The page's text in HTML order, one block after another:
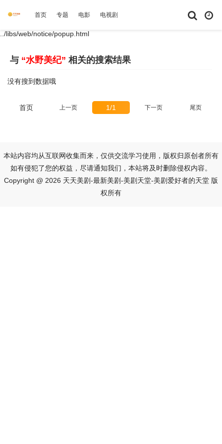
首页 专题 电影 电视剧 短剧大全 体育
../libs/web/notice/popup.html
与 “水野美纪” 相关的搜索结果
没有搜到数据哦
首页 上一页 1/1 下一页 尾页
本站内容均从互联网收集而来，仅供交流学习使用，版权归原创者所有
如有侵犯了您的权益，尽请通知我们，本站将及时删除侵权内容。
Copyright @ 2026 天天美剧-最新美剧-美剧天堂-美剧爱好者的天堂 版
权所有